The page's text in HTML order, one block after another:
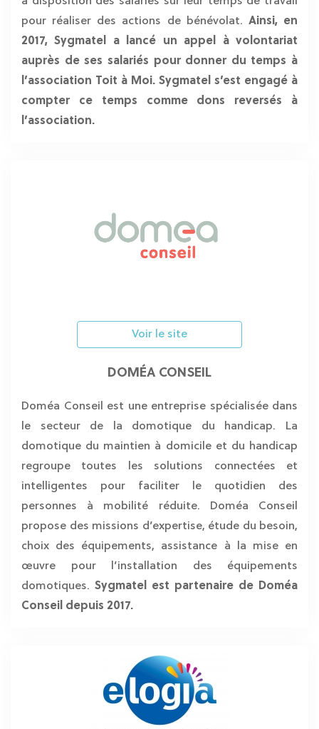
pour réaliser des actions de bénévolat. Ainsi, en
2017, Sygmatel a lancé un appel à volontariat
auprès de ses salariés pour donner du temps à
l’association Toit à Moi. Sygmatel s’est engagé à
compter ce temps comme dons reversés à
l’association.
Voir le site
DOMÉA CONSEIL
Doméa Conseil est une entreprise spécialisée dans
le secteur de la domotique du handicap. La
domotique du maintien à domicile et du handicap
regroupe toutes les solutions connectées et
intelligentes pour faciliter le quotidien des
personnes à mobilité réduite. Doméa Conseil
propose des missions d’expertise, étude du besoin,
choix des équipements, assistance à la mise en
œuvre pour l’installation des équipements
domotiques. Sygmatel est partenaire de Doméa
Conseil depuis 2017.